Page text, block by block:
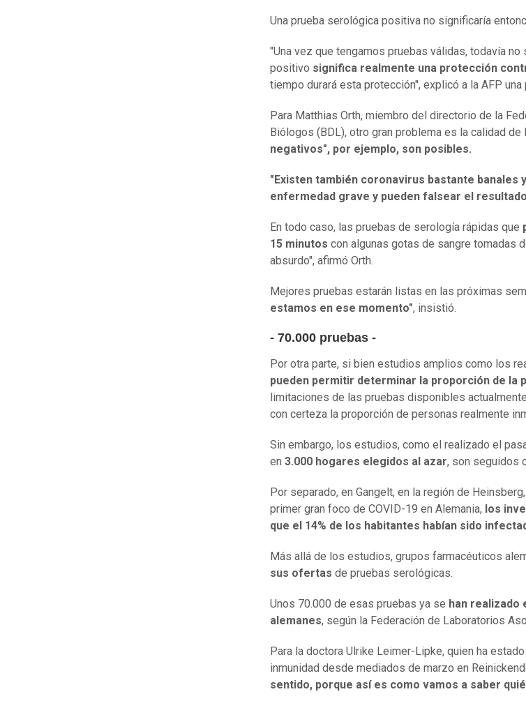
Una prueba serológica positiva no significaría
"Una vez que tengamos pruebas válidas, todavía
positivo significa realmente una protección
tiempo durará esta protección", explicó a la AFP
Para Matthias Orth, miembro del directorio de la
Biólogos (BDL), otro gran problema es la calidad
negativos", por ejemplo, son posibles.
"Existen también coronavirus bastante banales
enfermedad grave y pueden falsear el
En todo caso, las pruebas de serología rápidas que
15 minutos con algunas gotas de sangre tomadas
absurdo", afirmó Orth.
Mejores pruebas estarán listas en las próximas
estamos en ese momento", insistió.
- 70.000 pruebas -
Por otra parte, si bien estudios amplios como los
pueden permitir determinar la proporción de la
limitaciones de las pruebas disponibles
con certeza la proporción de personas realmente
Sin embargo, los estudios, como el realizado el
en 3.000 hogares elegidos al azar, son seguidos
Por separado, en Gangelt, en la región de
primer gran foco de COVID-19 en Alemania, los
que el 14% de los habitantes habían sido
Más allá de los estudios, grupos farmacéuticos
sus ofertas de pruebas serológicas.
Unos 70.000 de esas pruebas ya se han realizado
alemanes, según la Federación de Laboratorios
Para la doctora Ulrike Leimer-Lipke, quien ha
inmunidad desde mediados de marzo en
sentido, porque así es como vamos a saber